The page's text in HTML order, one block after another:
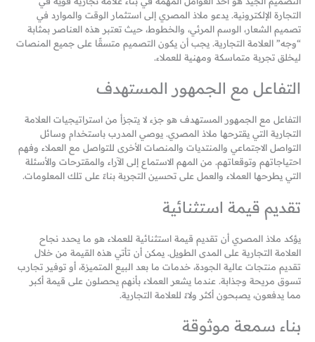
التجارة الإلكترونية. يدعو ملاذ المصري إلى استثمار الوقت والموارد في
تصميم الشعار، الوسم المرئي، والخطوط، حيث تعتبر هذه العناصر بمثابة
“وجه” العلامة التجارية. يجب أن يكون التصميم متسقًا على جميع المنصات
ليخلق تجربة متماسكة ومهنية للعملاء.
التفاعل مع الجمهور المستهدف
التفاعل مع الجمهور المستهدف هو جزء لا يتجزأ من استراتيجيات العلامة
التجارية التي يقترحها ملاذ المصري. يوصي المدرب باستخدام وسائل
التواصل الاجتماعي والمنتديات والمنصات الأخرى للتواصل مع العملاء وفهم
احتياجاتهم وتوقعاتهم. من المهم الاستماع إلى الآراء والمقترحات والأسئلة
التي يطرحها العملاء والعمل على تحسين التجربة بناءً على تلك المعلومات.
تقديم قيمة استثنائية
يؤكد ملاذ المصري أن تقديم قيمة استثنائية للعملاء هو ما يحدد نجاح
العلامة التجارية على المدى الطويل. يمكن أن تأتي هذه القيمة من خلال
تقديم منتجات عالية الجودة، خدمات ما بعد البيع المتميزة، أو توفير تجارب
تسوق مريحة وجذابة. عندما يشعر العملاء بأنهم يحصلون على قيمة أكبر
مما يدفعون، يصبحون أكثر ولاءً للعلامة التجارية.
بناء سمعة موثوقة